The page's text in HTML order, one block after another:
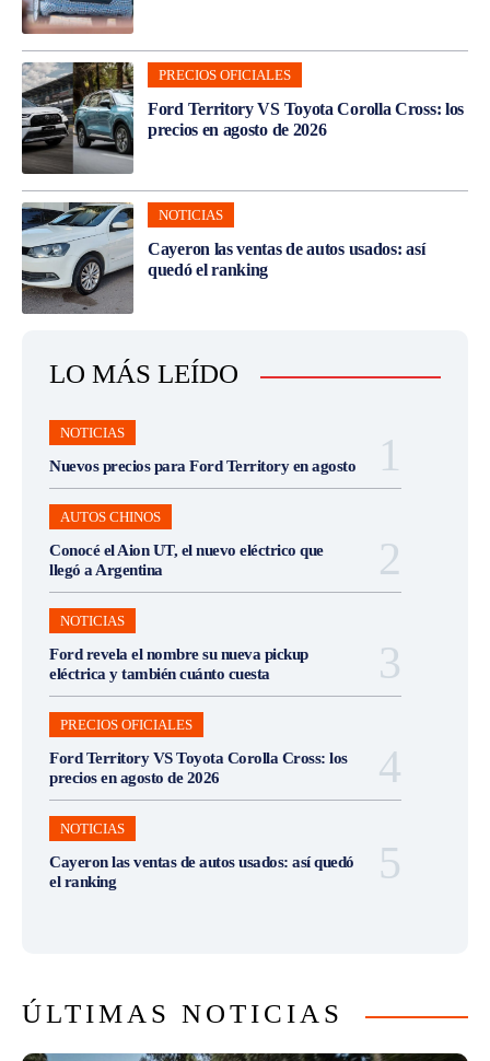
PRECIOS OFICIALES
Ford Territory VS Toyota Corolla Cross: los
precios en agosto de 2026
NOTICIAS
Cayeron las ventas de autos usados: así
quedó el ranking
LO MÁS LEÍDO
NOTICIAS
Nuevos precios para Ford Territory en agosto
AUTOS CHINOS
Conocé el Aion UT, el nuevo eléctrico que
llegó a Argentina
NOTICIAS
Ford revela el nombre su nueva pickup
eléctrica y también cuánto cuesta
PRECIOS OFICIALES
Ford Territory VS Toyota Corolla Cross: los
precios en agosto de 2026
NOTICIAS
Cayeron las ventas de autos usados: así quedó
el ranking
ÚLTIMAS NOTICIAS